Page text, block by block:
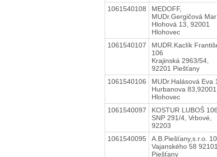
1061540108
MEDOFF,
MUDr.Gergičová Mar
Hlohová 13, 92001
Hlohovec
1061540107
MUDR.Kaclík
106
Krajinská 2963/54,
92201 Piešťany
1061540106
MUDr.Halásová Eva
Hurbanova 83,92001
Hlohovec
1061540097
KOSTUR LUBOŠ
SNP 291/4, Vrbové,
92203
1061540095
A.B.Piešťany,s.r.o.
Vajanského 58
Piešťany